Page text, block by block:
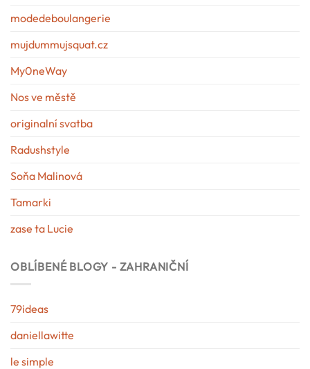
modedeboulangerie
mujdummujsquat.cz
My0neWay
Nos ve městě
originalní svatba
Radushstyle
Soňa Malinová
Tamarki
zase ta Lucie
OBLÍBENÉ BLOGY - ZAHRANIČNÍ
79ideas
daniellawitte
le simple